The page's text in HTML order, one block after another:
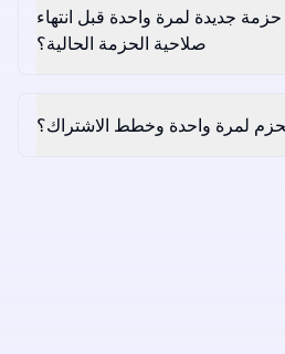
جديدة لمرة واحدة قبل انتهاء
صلاحية الحزمة الحالية؟
لمرة واحدة وخطط الاشتراك؟